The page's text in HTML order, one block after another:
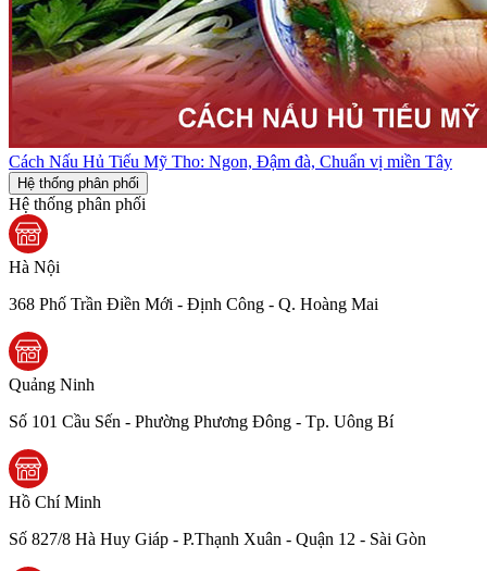
Cách Nấu Hủ Tiếu Mỹ Tho: Ngon, Đậm đà, Chuẩn vị miền Tây
Hệ thống phân phối
Hệ thống phân phối
Hà Nội
368 Phố Trần Điền Mới - Định Công - Q. Hoàng Mai
Quảng Ninh
Số 101 Cầu Sến - Phường Phương Đông - Tp. Uông Bí
Hồ Chí Minh
Số 827/8 Hà Huy Giáp - P.Thạnh Xuân - Quận 12 - Sài Gòn